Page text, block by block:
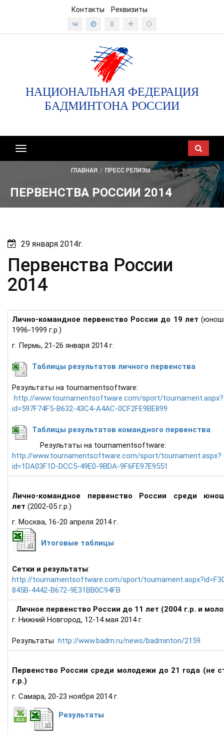
Контакты Реквизиты
НАЦИОНАЛЬНАЯ ФЕДЕРАЦИЯ
БАДМИНТОНА РОССИИ
Показать/
скрыть
ГЛАВНАЯ / ПРЕСС РЕЛИЗЫ
ПЕРВЕНСТВА РОССИИ 2014
29 января 2014г.
Первенства России
2014
Лично-командное первенство России до 19 лет
1996-1999 г.р.)
г. Пермь, 21-26 января 2014 г.
Таблицы результатов личного первенства
Результаты на tournamentsoftware:
http://www.tournamentsoftware.com/sport/tournament.aspx?
id=597F74F5-B632-43C4-A4AC-0CF2FE9BE899
Таблицы результатов командного первенства
Результаты на tournamentsoftware:
http://www.tournamentsoftware.com/sport/tournament.aspx?
id=1DA03F1D-DCC5-49E0-9BDA-9F6FE97E9551
Лично-командное первенство России среди
лет (2002-05 г.р.)
г. Москва, 16-20 апреля 2014 г.
Итоговые таблицы
Сетки и результаты:
http://tournamentsoftware.com/sport/
845B-4442-B672-9E31BB0C94FB
Личное первенство России до 11 лет (2004 г.р. и
г. Нижний Новгород, 12-14 мая 2014 г.
Результаты http://www.badm.ru/news/badminton/2159
Первенство России среди молодежи до 21 года (не
г.р.)
г. Самара, 20-23 ноября 2014 г.
Результаты